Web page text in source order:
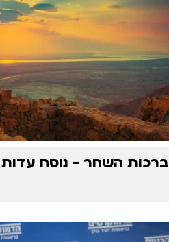
ברכות השחר - נוסח